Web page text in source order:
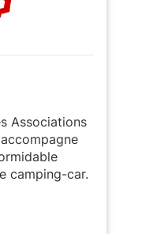
Associations
camping-car.